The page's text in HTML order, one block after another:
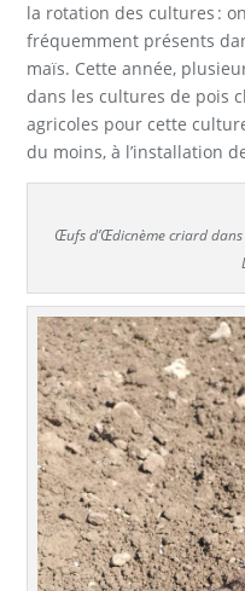
la rotation des cultures :
fréquemment présents
maïs. Cette année,
dans les cultures de pois
agricoles pour cette
du moins, à l’installation
Œufs d’Œdicnème criard